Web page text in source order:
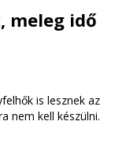
meleg idő
is lesznek az
nem kell készülni.